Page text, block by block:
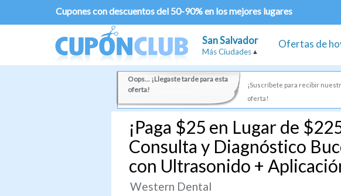
Cupones con descuentos del 50-90% en los mejores lugares
San Salvador
Más Ciudades
Ofertas de
Oops... ¡Llegaste tarde para esta
oferta!
¡Suscríbete para recibir
oferta!
¡Paga $25 en Lugar de
Consulta y Diagnóstico
con Ultrasonido +
Western Dental